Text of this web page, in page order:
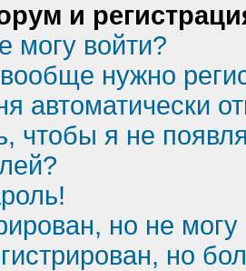
и
могу войти?
нужно
автоматически
чтобы я не
но не могу
но